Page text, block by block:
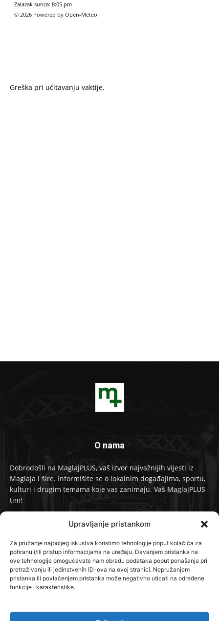
Upravljanje pristankom
Za pružanje najboljeg iskustva koristimo tehnologije poput kolačića za
pohranu i/ili pristup informacijama na uređaju. Davanjem pristanka na
ove tehnologije omogućavate nam obradu podataka poput ponašanja pri
pretraživanju ili jedinstvenih ID-ova na ovoj stranici. Nepružanjem
pristanka ili povlačenjem pristanka može negativno uticati na određene
funkcije i karakteristike.
Zalazak sunca: 8:05 pm
© 2026 Powered by Open-Meteo
Greška pri učitavanju vaktije.
O nama
Dobrodošli na MaglajPLUS, vaš izvor najvažnijih vijesti iz
Maglaja i šire. Informišite se o lokalnim događajima, sportu,
kulturi i drugim temama koje vas zanimaju. Vaš MaglajPLUS
tim!
info@maglajplus.ba
Pratite nas na